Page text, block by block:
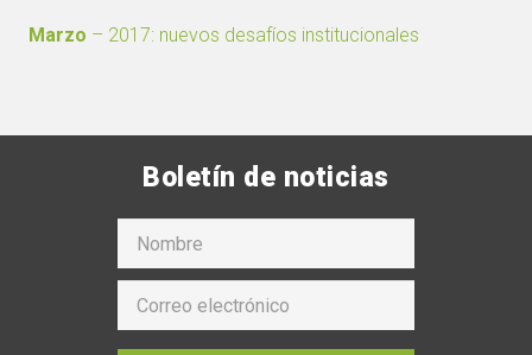
Marzo – 2017: nuevos desafíos institucionales
Boletín de noticias